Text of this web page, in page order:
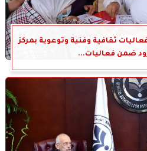
ثقافية وفنية وتوعوية بمركز
ضمن فعاليات...